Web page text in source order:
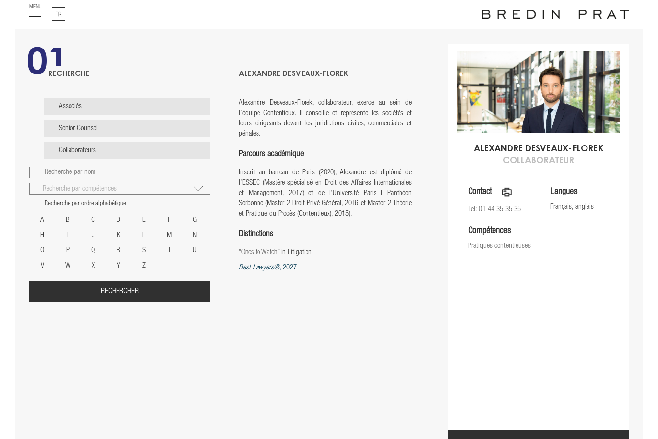
MENU Français
01RECHERCHE
Associés
Senior Counsel
Collaborateurs
Recherche par ordre alphabétique
A B C D E F G
H I J K L M N
O P Q R S T U
V W X Y Z
ALEXANDRE DESVEAUX-FLOREK
Alexandre Desveaux-Florek, collaborateur, exerce au sein de
l’équipe Contentieux. Il conseille et représente les sociétés et
leurs dirigeants devant les juridictions civiles, commerciales et
pénales.
Parcours académique
Inscrit au barreau de Paris (2020), Alexandre est diplômé de
l’ESSEC (Mastère spécialisé en Droit des Affaires Internationales
et Management, 2017) et de l’Université Paris I Panthéon
Sorbonne (Master 2 Droit Privé Général, 2016 et Master 2 Théorie
et Pratique du Procès (Contentieux), 2015).
Distinctions
“Ones to Watch” in Litigation
Best Lawyers®,2027
ALEXANDRE DESVEAUX-FLOREK
COLLABORATEUR
Contact a
Tel: 01 44 35 35 35
Langues
Français, anglais
Compétences
Pratiques contentieuses